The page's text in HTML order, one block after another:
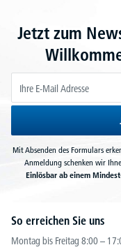
Jetzt zum
Mit Absenden des Formulars
Anmeldung schenken wir
Einlösbar ab einem
So erreichen Sie uns
Montag bis Freitag 8:00 –